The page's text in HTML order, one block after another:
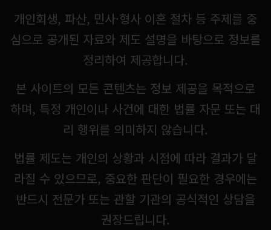
개인회생, 파산, 민사·형사 이혼 절차 등 주제를 중
심으로 공개된 자료와 제도 설명을 바탕으로 정보를
정리하여 제공합니다.
본 사이트의 모든 콘텐츠는 정보 제공을 목적으로
하며, 특정 개인이나 사건에 대한 법률 자문 또는 대
리 행위를 의미하지 않습니다.
법률 제도는 개인의 상황과 시점에 따라 결과가 달
라질 수 있으므로, 중요한 판단이 필요한 경우에는
반드시 전문가 또는 관할 기관의 공식적인 상담을
권장드립니다.